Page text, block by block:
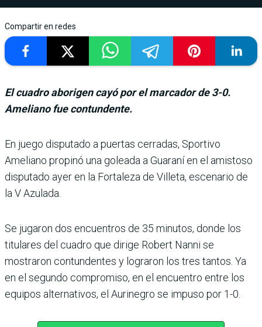
Compartir en redes
El cuadro aborigen cayó por el marcador de 3-0.
Ameliano fue contundente.
En juego disputado a puertas cerradas, Sportivo
Ameliano propinó una goleada a Gua­raní en el amistoso
disputado ayer en la Fortaleza de Villeta, escenario de
la V Azulada.
Se jugaron dos encuentros de 35 minutos, donde los
titulares del cuadro que dirige Robert Nanni se
mostraron contun­dentes y lograron los tres tan­tos. Ya
en el segundo compro­miso, en el encuentro entre los
equipos alternativos, el Auri­negro se impuso por 1-0.